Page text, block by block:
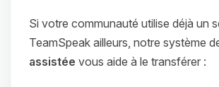
Si votre communauté utilise déjà un
TeamSpeak ailleurs, notre système
assistée vous aide à le transférer :